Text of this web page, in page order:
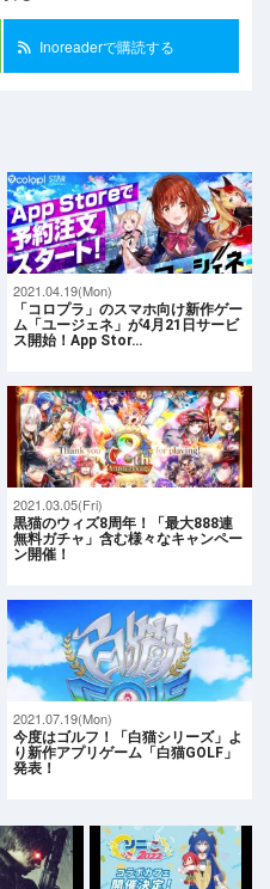
Inoreaderで購読する
2021.04.19(Mon)
「コロプラ」のスマホ向け新作ゲー
ム「ユージェネ」が4月21日サービ
ス開始！App Stor…
2021.03.05(Fri)
黒猫のウィズ8周年！「最⼤888連
無料ガチャ」含む様々なキャンペー
ン開催！
2021.07.19(Mon)
今度はゴルフ！「白猫シリーズ」よ
り新作アプリゲーム「白猫GOLF」
発表！